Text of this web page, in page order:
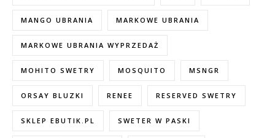
MANGO UBRANIA MARKOWE UBRANIA
MARKOWE UBRANIA WYPRZEDAŻ
MOHITO SWETRY MOSQUITO MSNGR
ORSAY BLUZKI RENEE RESERVED SWETRY
SKLEP EBUTIK.PL SWETER W PASKI